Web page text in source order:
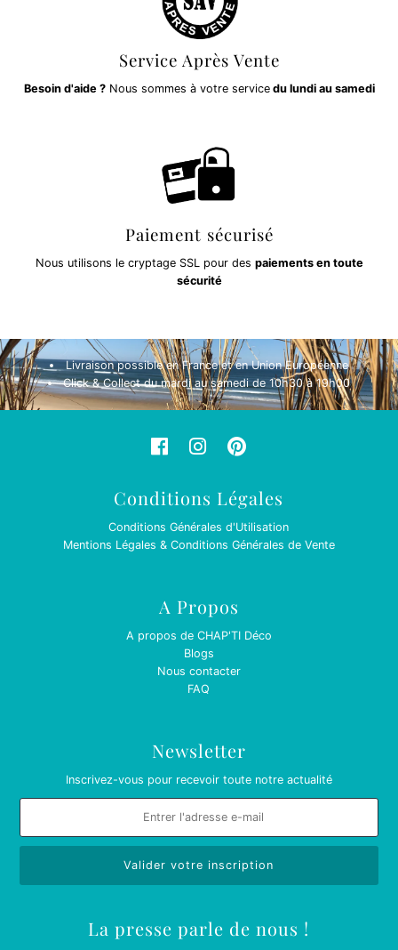
Service Après Vente
Besoin d'aide ?Nous sommes à votre servicedu lundi au samedi
Paiement sécurisé
Nous utilisons le cryptage SSL pour des paiements en toute
sécurité
Livraison possible en France et en Union Européenne
Click & Collect du mardi au samedi de 10h30 à 19h00
Conditions Légales
Conditions Générales d'Utilisation
Mentions Légales & Conditions Générales de Vente
A Propos
A propos de CHAP'TI Déco
Blogs
Nous contacter
FAQ
Newsletter
Inscrivez-vous pour recevoir toute notre actualité
La presse parle de nous !